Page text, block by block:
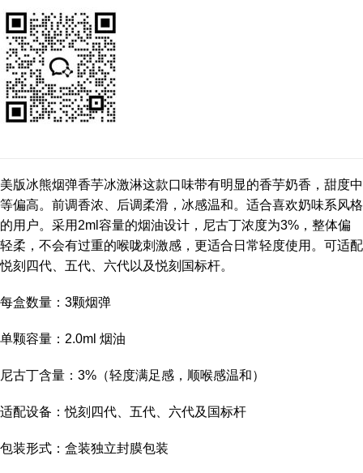
美版冰熊烟弹香芋冰激淋这款口味带有明显的香芋奶香，甜度中
等偏高。前调香浓、后调柔滑，冰感温和。适合喜欢奶味系风格
的用户。采用2ml容量的烟油设计，尼古丁浓度为3%，整体偏
轻柔，不会有过重的喉咙刺激感，更适合日常轻度使用。可适配
悦刻四代、五代、六代以及悦刻国标杆。
每盒数量：3颗烟弹
单颗容量：2.0ml 烟油
尼古丁含量：3%（轻度满足感，顺喉感温和）
适配设备：悦刻四代、五代、六代及国标杆
包装形式：盒装独立封膜包装